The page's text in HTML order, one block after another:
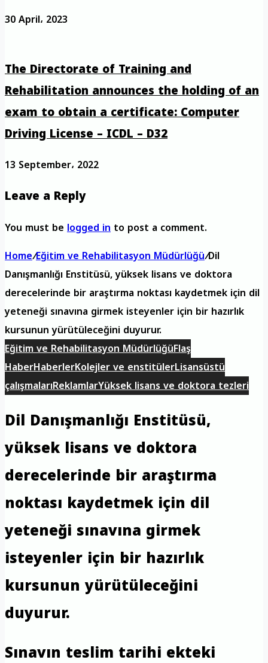
30 April، 2023
The Directorate of Training and
Rehabilitation announces the holding of an
exam to obtain a certificate: Computer
Driving License – ICDL – D32
13 September، 2022
Leave a Reply
You must belogged into post a comment.
Home/Eğitim ve Rehabilitasyon Müdürlüğü/Dil
Danışmanlığı Enstitüsü, yüksek lisans ve doktora
derecelerinde bir araştırma noktası kaydetmek için dil
yeteneği sınavına girmek isteyenler için bir hazırlık
kursunun yürütüleceğini duyurur.
Eğitim ve Rehabilitasyon MüdürlüğüFlaş
HaberHaberlerKolejler ve enstitülerLisansüstü
çalışmalarıReklamlarYüksek lisans ve doktora tezleri
Dil Danışmanlığı Enstitüsü,
yüksek lisans ve doktora
derecelerinde bir araştırma
noktası kaydetmek için dil
yeteneği sınavına girmek
isteyenler için bir hazırlık
kursunun yürütüleceğini
duyurur.
Sınavın teslim tarihi ekteki